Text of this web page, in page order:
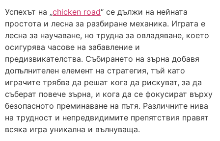
Успехът на „chicken road“ се дължи на нейната
простота и лесна за разбиране механика. Играта е
лесна за научаване, но трудна за овладяване, което
осигурява часове на забавление и
предизвикателства. Събирането на зърна добавя
допълнителен елемент на стратегия, тъй като
играчите трябва да решат кога да рискуват, за да
съберат повече зърна, и кога да се фокусират върху
безопасното преминаване на пътя. Различните нива
на трудност и непредвидимите препятствия правят
всяка игра уникална и вълнуваща.